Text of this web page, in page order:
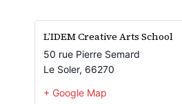
L’IDEM Creative Arts School
50 rue Pierre Semard
Le Soler, 66270
+ Google Map